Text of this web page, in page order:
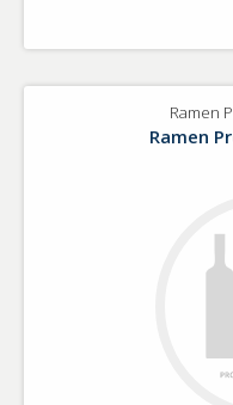
Ramen
Ramen